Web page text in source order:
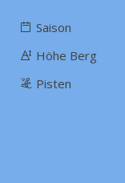
Saison
Höhe Berg
Pisten